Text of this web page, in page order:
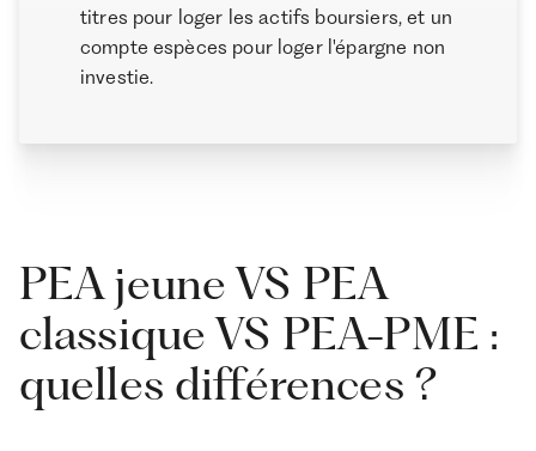
titres pour loger les actifs boursiers, et un
compte espèces pour loger l'épargne non
investie.
PEA jeune VS PEA
classique VS PEA-PME :
quelles différences ?